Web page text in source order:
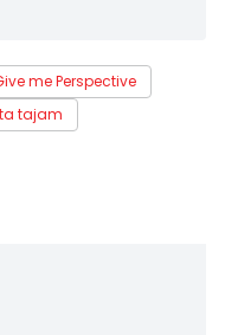
me Perspective
tajam